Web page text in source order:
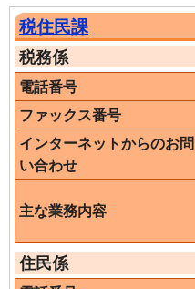
税住民課
税務係
電話番号
ファックス番号
インターネットからのお問
い合わせ
主な業務内容
住民係